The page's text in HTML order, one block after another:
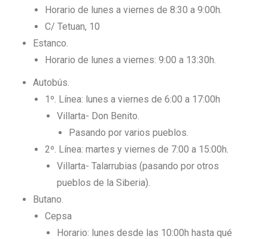
Horario de lunes a viernes de 8:30 a 9:00h.
C/ Tetuan, 10
Estanco.
Horario de lunes a viernes: 9:00 a 13:30h.
Autobús.
1º. Línea: lunes a viernes de 6:00 a 17:00h
Villarta- Don Benito.
Pasando por varios pueblos.
2º. Línea: martes y viernes de 7:00 a 15:00h.
Villarta- Talarrubias (pasando por otros
pueblos de la Siberia).
Butano.
Cepsa
Horario: lunes desde las 10:00h hasta qué